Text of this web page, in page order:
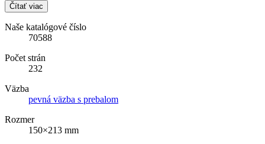
Čítať viac
Naše katalógové číslo
70588
Počet strán
232
Väzba
pevná väzba s prebalom
Rozmer
150×213 mm